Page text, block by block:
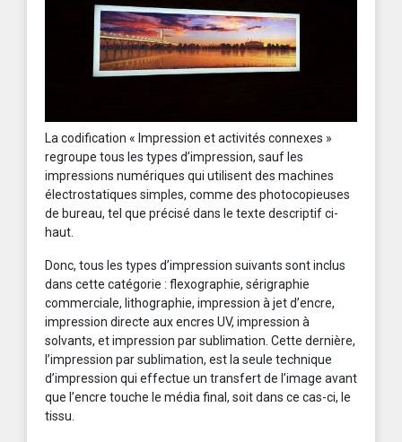
La codification « Impression et activités connexes »
regroupe tous les types d’impression, sauf les
impressions numériques qui utilisent des machines
électrostatiques simples, comme des photocopieuses
de bureau, tel que précisé dans le texte descriptif ci-
haut.
Donc, tous les types d’impression suivants sont inclus
dans cette catégorie : flexographie, sérigraphie
commerciale, lithographie, impression à jet d’encre,
impression directe aux encres UV, impression à
solvants, et impression par sublimation. Cette dernière,
l’impression par sublimation, est la seule technique
d’impression qui effectue un transfert de l’image avant
que l’encre touche le média final, soit dans ce cas-ci, le
tissu.